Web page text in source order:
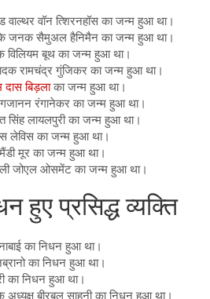
वाल्थर वॉन त्शिरनहॉस का जन्म हुआ था।
के जनक सैमुअल हैनिमैन का जन्म हुआ था।
विलियम बूथ का जन्म हुआ था।
रामचंद्र गुंजिकर का जन्म हुआ था।
दास बिड़लाका जन्म हुआ था।
गजानन रंगानेकर का जन्म हुआ था।
सिंह लायलपुरी का जन्म हुआ था।
लेविस का जन्म हुआ था।
मूर का जन्म हुआ था।
जोएल ओसमेंट का जन्म हुआ था।
हुए प्रसिद्ध व्यक्ति
का निधन हुआ था।
का निधन हुआ था।
का निधन हुआ था।
अध्यक्ष बीरबल साहनी का निधन हुआ था।